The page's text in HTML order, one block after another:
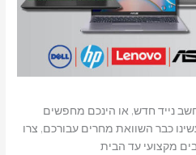
נייד חדש, או הינכם מחפשים
כבר השוואת מחרים עבורכם, צרו
מקצועי עד הבית